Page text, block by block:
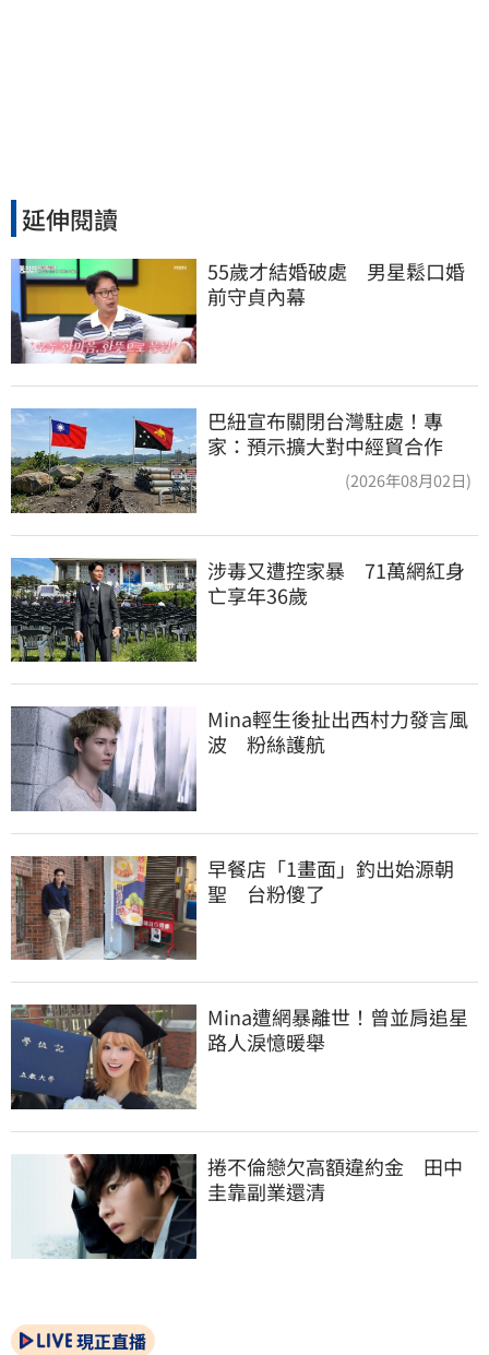
延伸閱讀
55歲才結婚破處　男星鬆口婚
前守貞內幕
巴紐宣布關閉台灣駐處！專
家：預示擴大對中經貿合作
(2026年08月02日)
涉毒又遭控家暴　71萬網紅身
亡享年36歲
Mina輕生後扯出西村力發言風
波　粉絲護航
早餐店「1畫面」釣出始源朝
聖　台粉傻了
Mina遭網暴離世！曾並肩追星
路人淚憶暖舉
捲不倫戀欠高額違約金　田中
圭靠副業還清
現正直播